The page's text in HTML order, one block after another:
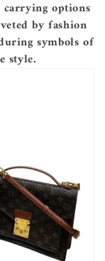
options
by fashion
symbols of
style.